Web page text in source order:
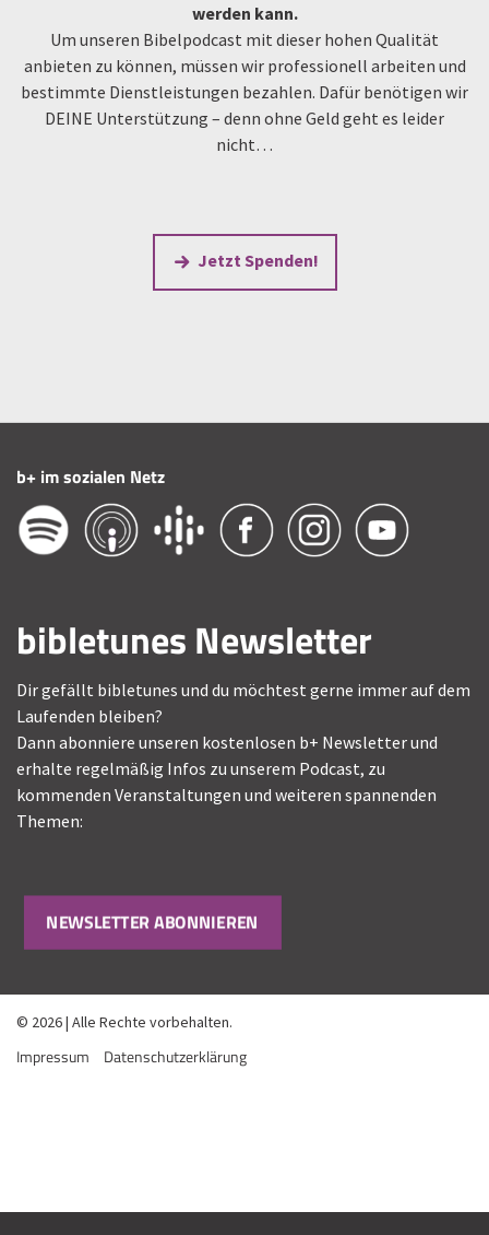
werden kann.
Um unseren Bibelpodcast mit dieser hohen Qualität
anbieten zu können, müssen wir professionell arbeiten und
bestimmte Dienstleistungen bezahlen. Dafür benötigen wir
DEINE Unterstützung – denn ohne Geld geht es leider
nicht…
Jetzt Spenden!
b+ im sozialen Netz
bibletunes Newsletter
Dir gefällt bibletunes und du möchtest gerne immer auf dem
Laufenden bleiben?
Dann abonniere unseren kostenlosen b+ Newsletter und
erhalte regelmäßig Infos zu unserem Podcast, zu
kommenden Veranstaltungen und weiteren spannenden
Themen:
NEWSLETTER ABONNIEREN
© 2026 | Alle Rechte vorbehalten.
Impressum Datenschutzerklärung